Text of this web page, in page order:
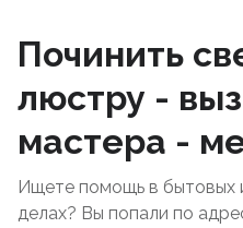
Починить
люстру -
мастера -
Ищете помощь в бытовых
делах? Вы попали по